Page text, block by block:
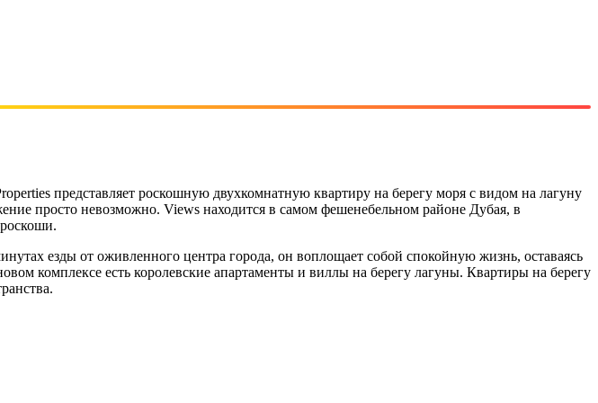
представляет роскошную двухкомнатную квартиру на берегу моря с видом на лагуну
просто невозможно. Views находится в самом фешенебельном районе Дубая, в
езды от оживленного центра города, он воплощает собой спокойную жизнь, оставаясь
комплексе есть королевские апартаменты и виллы на берегу лагуны. Квартиры на берегу